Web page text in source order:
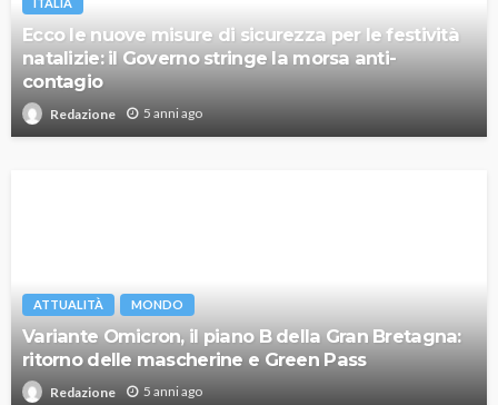
ITALIA
Ecco le nuove misure di sicurezza per le festività
natalizie: il Governo stringe la morsa anti-
contagio
Redazione 5 anni ago
ATTUALITÀ MONDO
Variante Omicron, il piano B della Gran Bretagna:
ritorno delle mascherine e Green Pass
Redazione 5 anni ago